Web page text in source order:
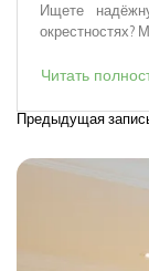
Ищете
окрестностях?
Читать
Н
а
Предыдущая